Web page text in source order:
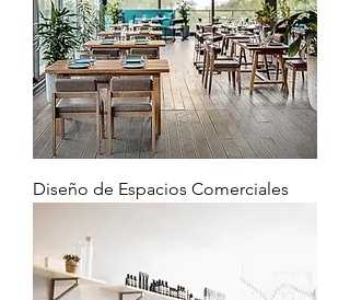
Diseño de Espacios Comerciales